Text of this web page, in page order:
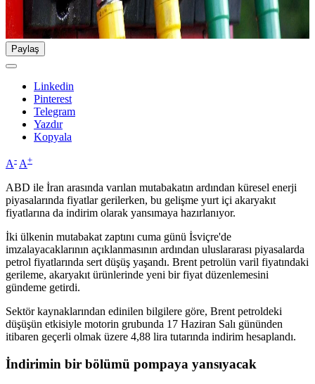
Paylaş
Linkedin
Pinterest
Telegram
Yazdır
Kopyala
A- A+
ABD ile İran arasında varılan mutabakatın ardından küresel enerji
piyasalarında fiyatlar gerilerken, bu gelişme yurt içi akaryakıt
fiyatlarına da indirim olarak yansımaya hazırlanıyor.
İki ülkenin mutabakat zaptını cuma günü İsviçre'de
imzalayacaklarının açıklanmasının ardından uluslararası piyasalarda
petrol fiyatlarında sert düşüş yaşandı. Brent petrolün varil fiyatındaki
gerileme, akaryakıt ürünlerinde yeni bir fiyat düzenlemesini
gündeme getirdi.
Sektör kaynaklarından edinilen bilgilere göre, Brent petroldeki
düşüşün etkisiyle motorin grubunda 17 Haziran Salı gününden
itibaren geçerli olmak üzere 4,88 lira tutarında indirim hesaplandı.
İndirimin bir bölümü pompaya yansıyacak